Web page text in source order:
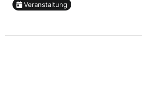
Veranstaltung